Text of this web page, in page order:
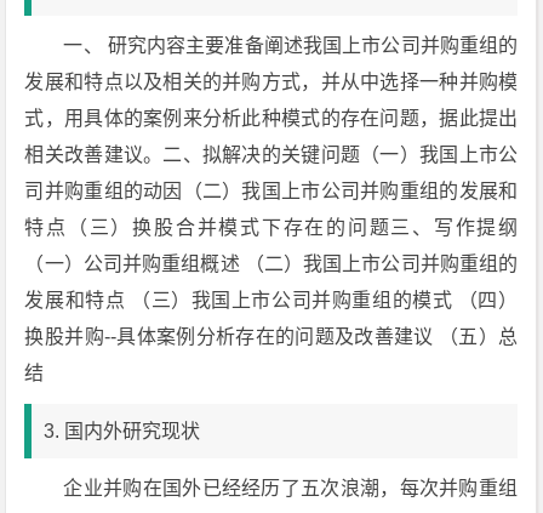
一、 研究内容主要准备阐述我国上市公司并购重组的
发展和特点以及相关的并购方式，并从中选择一种并购模
式，用具体的案例来分析此种模式的存在问题，据此提出
相关改善建议。二、拟解决的关键问题（一）我国上市公
司并购重组的动因（二）我国上市公司并购重组的发展和
特点（三）换股合并模式下存在的问题三、写作提纲
（一）公司并购重组概述 （二）我国上市公司并购重组的
发展和特点 （三）我国上市公司并购重组的模式 （四）
换股并购--具体案例分析存在的问题及改善建议 （五）总
结
3. 国内外研究现状
企业并购在国外已经经历了五次浪潮，每次并购重组